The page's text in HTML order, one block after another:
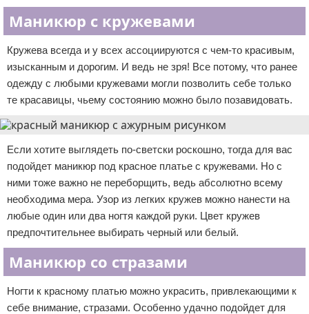
Маникюр с кружевами
Кружева всегда и у всех ассоциируются с чем-то красивым,
изысканным и дорогим. И ведь не зря! Все потому, что ранее
одежду с любыми кружевами могли позволить себе только
те красавицы, чьему состоянию можно было позавидовать.
Если хотите выглядеть по-светски роскошно, тогда для вас
подойдет маникюр под красное платье с кружевами. Но с
ними тоже важно не переборщить, ведь абсолютно всему
необходима мера. Узор из легких кружев можно нанести на
любые один или два ногтя каждой руки. Цвет кружев
предпочтительнее выбирать черный или белый.
Маникюр со стразами
Ногти к красному платью можно украсить, привлекающими к
себе внимание, стразами. Особенно удачно подойдет для